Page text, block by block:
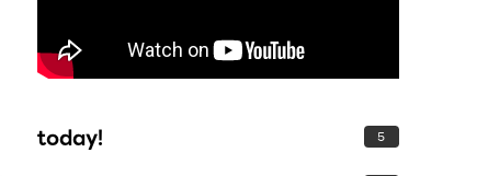
today! 5